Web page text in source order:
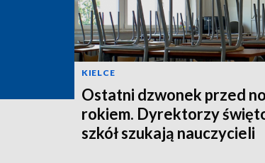
KIELCE
Ostatni dzwonek przed
rokiem. Dyrektorzy
szkół szukają nauczycieli